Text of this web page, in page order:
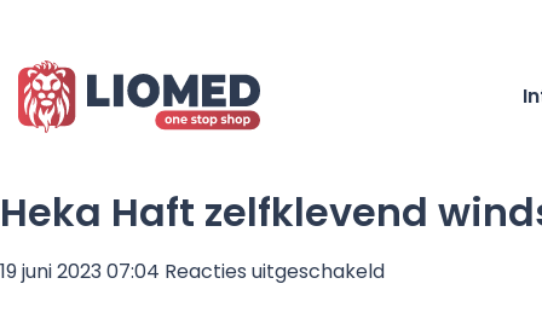
Heka Haft zelfklevend
19 juni 2023 07:04 Reacties uitgeschakeldvoor